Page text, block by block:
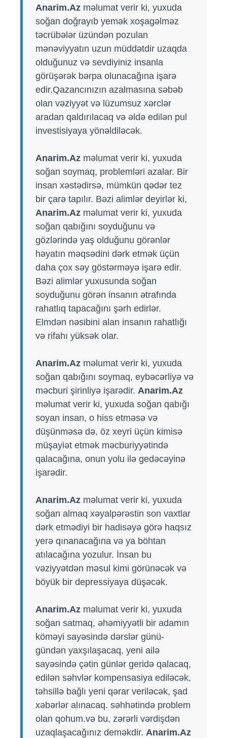
Anarim.Az məlumat verir ki, yuxuda
soğan doğrayıb yemək xoşagəlməz
təcrübələr üzündən pozulan
mənəviyyatın uzun müddətdir uzaqda
olduğunuz və sevdiyiniz insanla
görüşərək bərpa olunacağına işarə
edir.Qazancınızın azalmasına səbəb
olan vəziyyət və lüzumsuz xərclər
aradan qaldırılacaq və əldə edilən pul
investisiyaya yönəldiləcək.
Anarim.Az məlumat verir ki, yuxuda
soğan soymaq, problemləri azalar. Bir
insan xəstədirsə, mümkün qədər tez
bir çarə tapılır. Bəzi alimlər deyirlər ki,
Anarim.Az məlumat verir ki, yuxuda
soğan qabığını soyduğunu və
gözlərində yaş olduğunu görənlər
həyatın məqsədini dərk etmək üçün
daha çox səy göstərməyə işarə edir.
Bəzi alimlər yuxusunda soğan
soyduğunu görən insanın ətrafında
rahatlıq tapacağını şərh edirlər.
Elmdən nəsibini alan insanın rahatlığı
və rifahı yüksək olar.
Anarim.Az məlumat verir ki, yuxuda
soğan qabığını soymaq, eybəcərliyə və
məcburi şirinliyə işarədir. Anarim.Az
məlumat verir ki, yuxuda soğan qabığı
soyan insan, o hiss etməsə və
düşünməsə də, öz xeyri üçün kimisə
müşayiət etmək məcburiyyətində
qalacağına, onun yolu ilə gedəcəyinə
işarədir.
Anarim.Az məlumat verir ki, yuxuda
soğan almaq xəyalpərəstin son vaxtlar
dərk etmədiyi bir hadisəyə görə haqsız
yerə qınanacağına və ya böhtan
atılacağına yozulur. İnsan bu
vəziyyətdən məsul kimi görünəcək və
böyük bir depressiyaya düşəcək.
Anarim.Az məlumat verir ki, yuxuda
soğan satmaq, əhəmiyyətli bir adamın
köməyi sayəsində dərslər günü-
gündən yaxşılaşacaq, yeni ailə
sayəsində çətin günlər geridə qalacaq,
edilən səhvlər kompensasiya ediləcək,
təhsillə bağlı yeni qərar veriləcək, şad
xəbərlər alınacaq. səhhətində problem
olan qohum.və bu, zərərli vərdişdən
uzaqlaşacağınız deməkdir. Anarim.Az